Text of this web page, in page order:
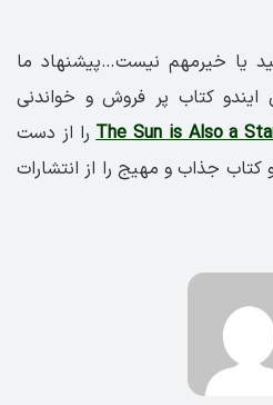
یا خیرمهم نیست…پیشنهاد ما
کتاب پر فروش و خواندنی
The Sun is Also aرا از دست
جذاب و مهیج را از انتشارات